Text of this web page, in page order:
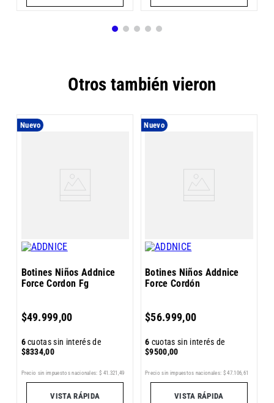
Otros también vieron
Nuevo
Botines Niños Addnice
Force Cordon Fg
$49.999,00
6cuotas sin interés de
$8334,00
Precio sin impuestos nacionales: $ 41.321 ,49
VISTA RÁPIDA
Nuevo
Botines Niños Addnice
Force Cordón
$56.999,00
6 cuotas sin interés de
$9500,00
Precio sin impuestos nacionales: $ 47.106,61
VISTA RÁPIDA